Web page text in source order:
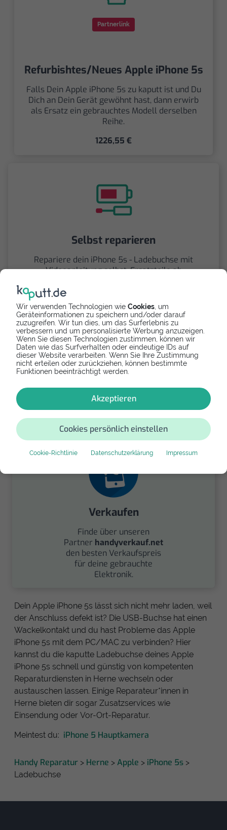
Wir verwenden Technologien wie Cookies , um
Geräteinformationen zu speichern und/oder darauf
zuzugreifen. Wir tun dies, um das Surferlebnis zu
verbessern und um personalisierte Werbung anzuzeigen.
Wenn Sie diesen Technologien zustimmen, können wir
Daten wie das Surfverhalten oder eindeutige IDs auf
dieser Website verarbeiten. Wenn Sie Ihre Zustimmung
nicht erteilen oder zurückziehen, können bestimmte
Funktionen beeinträchtigt werden.
Akzeptieren
Cookies persönlich einstellen
Cookie-Richtlinie Datenschutzerklärung Impressum
Partnerlink
Refurbishtes/Neues Apple iPhone 5s
Falls Dein Apple iPhone 5s zu kaputt ist und Du
Dich an Dein Gerät gewöhnt hast, dann erwirb
als Ersatz ein gebrauchtes Modell derselben
Reihe.
1226,55 €
Selbst reparieren
Repariere dein iPhone 5s - Ladebuchse mit
Videoanleitung selbst. Ersatzteile ab
Spende Dein Gerät über
handysfuerdieumwelt.de
für einen guten Zweck.
Verkaufen
Finde über unseren
Partner handyverkauf.net
den besten Verkaufspreis
für deine gebrauchte
Elektronik.
Dein Apple iPhone 5s lässt sich nicht mehr laden, weil
der Anschluss defekt ist? Die USB-Buchse hat einen
Wackelkontakt und du hast Probleme das Apple
iPhone 5s mit dem PC/MAC zu verbinden? Hier
kannst du die kaputte Ladebuchse deines Apple
iPhone 5s schnell und günstig von kompetenten
Reparaturdiensten in Herne wechseln oder
austauschen lassen. Einige Reparateur*innen in
Herne bieten dir sogar Zusatzservices wie
Einsendung oder Vor-Ort-Reparatur.
Meintest du: iPhone 5 Hauptkamera
Handy Reparatur > Herne > Apple > iPhone 5s >
Ladebuchse